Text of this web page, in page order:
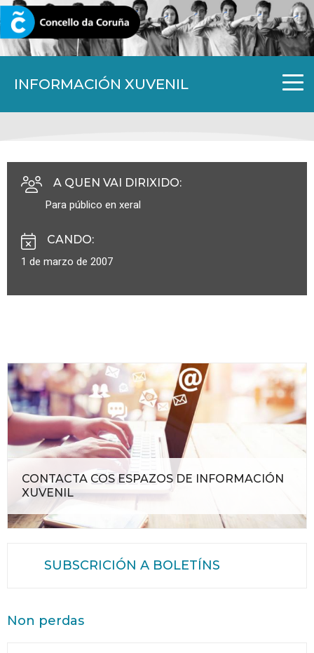
INFORMACIÓN XUVENIL
CORUNA.GAL
A QUEN VAI DIRIXIDO:
Para público en xeral
CANDO:
1 de marzo de 2007
CONTACTA COS ESPAZOS DE INFORMACIÓN
XUVENIL
SUBSCRICIÓN A BOLETÍNS
Non perdas